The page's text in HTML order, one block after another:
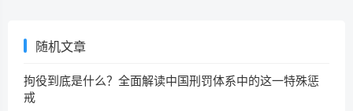
随机文章
拘役到底是什么？全面解读中国刑罚体系中的这一特殊惩
戒